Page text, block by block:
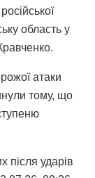
область у
атаки
тому, що
після ударів